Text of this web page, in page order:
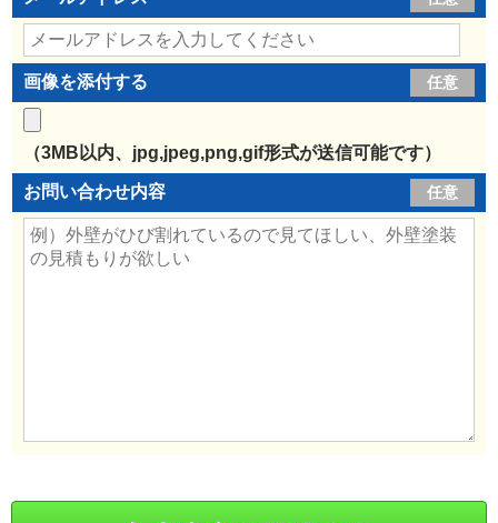
画像を添付する 任意
（3MB以内、jpg,jpeg,png,gif形式が送信可能です）
お問い合わせ内容 任意